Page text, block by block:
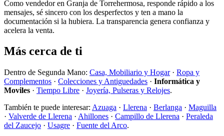
Como vendedor en Granja de Torrehermosa, responde rápido a los
mensajes, sé sincero con los desperfectos y ten a mano la
documentación si la hubiera. La transparencia genera confianza y
acelera la venta.
Más cerca de ti
Dentro de Segunda Mano: Casa, Mobiliario y Hogar· Ropa y
Complementos · Colecciones y Antiguedades · Informática y
Moviles · Tiempo Libre · Joyería, Pulseras y Relojes.
También te puede interesar: Azuaga · Llerena · Berlanga · Maguilla
· Valverde de Llerena · Ahillones · Campillo de Llerena · Peraleda
del Zaucejo · Usagre · Fuente del Arco.